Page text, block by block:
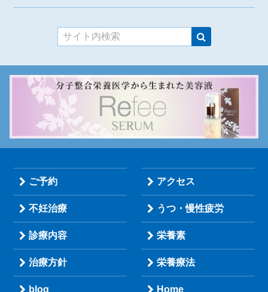
ご予約 アクセス
不妊治療 うつ・慢性疲労
診療内容 栄養素
治療方針 栄養療法
blog Home